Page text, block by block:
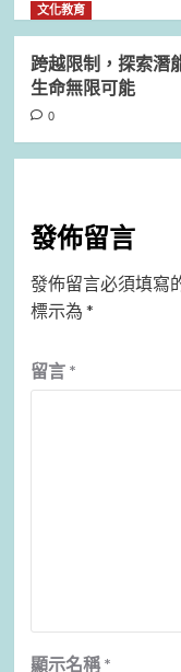
文化教育
跨越限制，探索潛
生命無限可能
0
發佈留言
發佈留言必須填寫
標示為 *
留言 *
顯示名稱 *